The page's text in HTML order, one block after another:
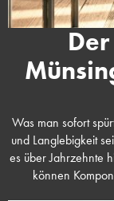
Was man sofort
und Langlebigkeit
es über Jahrzehnte
können